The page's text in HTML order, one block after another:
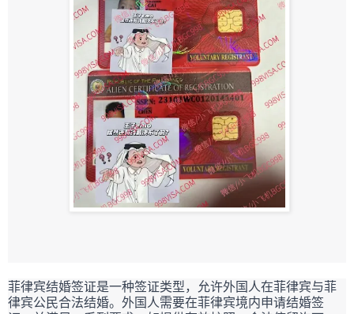
菲律宾结婚签证是一种签证类型，允许外国人在菲律宾与菲
律宾公民合法结婚。外国人需要在菲律宾境内申请结婚签